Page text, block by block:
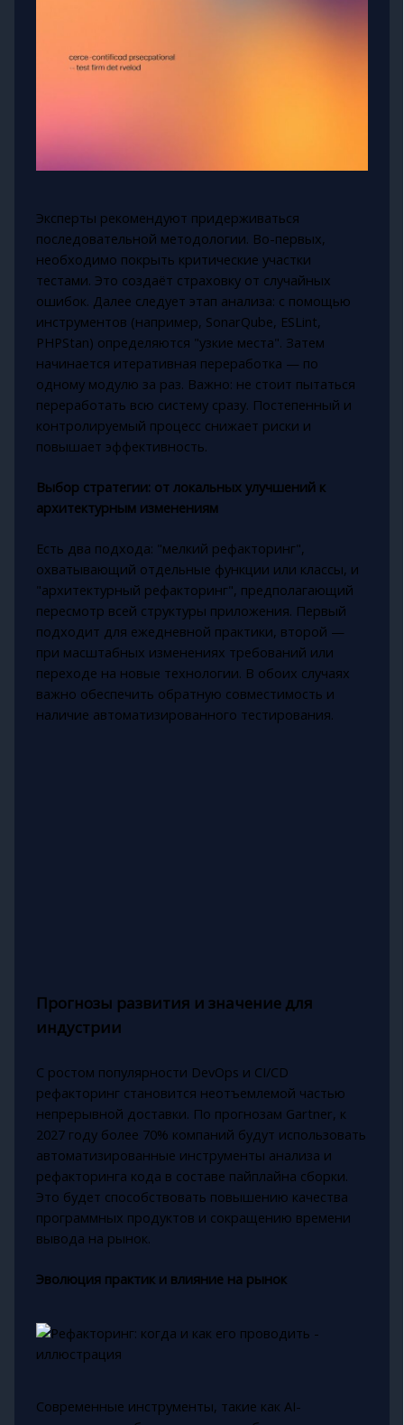
Эксперты рекомендуют придерживаться
последовательной методологии. Во-первых,
необходимо покрыть критические участки
тестами. Это создаёт страховку от случайных
ошибок. Далее следует этап анализа: с помощью
инструментов (например, SonarQube, ESLint,
PHPStan) определяются "узкие места". Затем
начинается итеративная переработка — по
одному модулю за раз. Важно: не стоит пытаться
переработать всю систему сразу. Постепенный и
контролируемый процесс снижает риски и
повышает эффективность.
Выбор стратегии: от локальных улучшений к
архитектурным изменениям
Есть два подхода: "мелкий рефакторинг",
охватывающий отдельные функции или классы, и
"архитектурный рефакторинг", предполагающий
пересмотр всей структуры приложения. Первый
подходит для ежедневной практики, второй —
при масштабных изменениях требований или
переходе на новые технологии. В обоих случаях
важно обеспечить обратную совместимость и
наличие автоматизированного тестирования.
Прогнозы развития и значение для
индустрии
С ростом популярности DevOps и CI/CD
рефакторинг становится неотъемлемой частью
непрерывной доставки. По прогнозам Gartner, к
2027 году более 70% компаний будут использовать
автоматизированные инструменты анализа и
рефакторинга кода в составе пайплайна сборки.
Это будет способствовать повышению качества
программных продуктов и сокращению времени
вывода на рынок.
Эволюция практик и влияние на рынок
Современные инструменты, такие как AI-